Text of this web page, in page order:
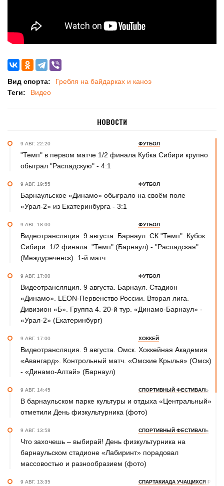
Вид спорта:
Гребля на байдарках и каноэ
Теги:
Видео
НОВОСТИ
9 АВГ. 22:20 ФУТБОЛ
"Темп" в первом матче 1/2 финала Кубка Сибири крупно
обыграл "Распадскую" - 4:1
9 АВГ. 19:55 ФУТБОЛ
Барнаульское «Динамо» обыграло на своём поле
«Урал-2» из Екатеринбурга - 3:1
9 АВГ. 18:00 ФУТБОЛ
Видеотрансляция. 9 августа. Барнаул. СК "Темп". Кубок
Сибири. 1/2 финала. "Темп" (Барнаул) - "Распадская"
(Междуреченск). 1-й матч
9 АВГ. 17:00 ФУТБОЛ
Видеотрансляция. 9 августа. Барнаул. Стадион
«Динамо». LEON-Первенство России. Вторая лига.
Дивизион «Б». Группа 4. 20-й тур. «Динамо-Барнаул» -
«Урал-2» (Екатеринбург)
9 АВГ. 17:00 ХОККЕЙ
Видеотрансляция. 9 августа. Омск. Хоккейная Академия
«Авангард». Контрольный матч. «Омские Крылья» (Омск)
- «Динамо-Алтай» (Барнаул)
9 АВГ. 14:45 СПОРТИВНЫЙ ФЕСТИВАЛЬ
В барнаульском парке культуры и отдыха «Центральный»
отметили День физкультурника (фото)
9 АВГ. 13:58 СПОРТИВНЫЙ ФЕСТИВАЛЬ
Что захочешь – выбирай! День физкультурника на
барнаульском стадионе «Лабиринт» порадовал
массовостью и разнообразием (фото)
9 АВГ. 13:35 СПАРТАКИАДА УЧАЩИХСЯ